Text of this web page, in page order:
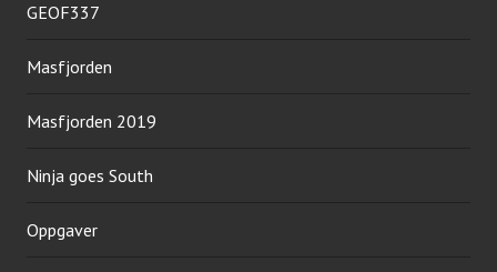
GEOF337
Masfjorden
Masfjorden 2019
Ninja goes South
Oppgaver